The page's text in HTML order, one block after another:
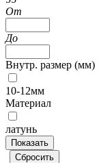
От
До
Внутр. размер (мм)
10-12мм
Материал
латунь